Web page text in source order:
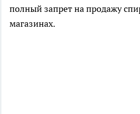
полный запрет на продажу
магазинах.